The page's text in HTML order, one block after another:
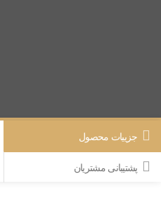
جزییات محصول
پشتیبانی مشتریان